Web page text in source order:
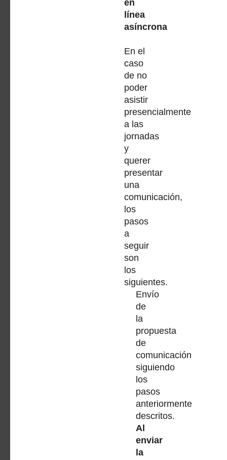
en
línea
asíncrona
En el
caso
de no
poder
asistir
presencialmente
a las
jornadas
y
querer
presentar
una
comunicación,
los
pasos
a
seguir
son
los
siguientes.
Envío
de
la
propuesta
de
comunicación
siguiendo
los
pasos
anteriormente
descritos.
Al
enviar
la